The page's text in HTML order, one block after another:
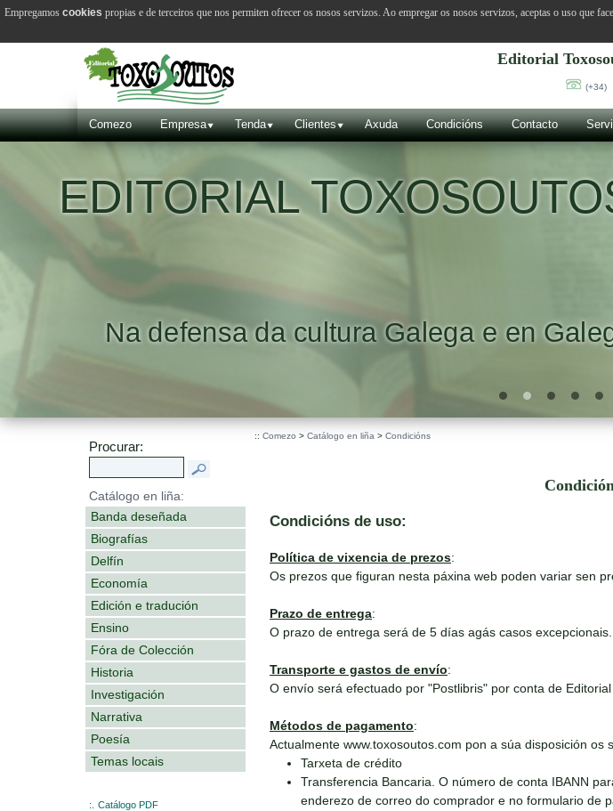
Editorial
(+34)
Comezo Empresa Tenda Clientes Axuda Condicións Contacto
EDITORIAL
Na defensa da cultura Galega e en
Procurar:
Catálogo en liña:
Banda deseñada
Biografías
Delfín
Economía
Edición e tradución
Ensino
Fóra de Colección
Historia
Investigación
Narrativa
Poesía
Temas locais
:.
Catálogo PDF
:: Comezo > Catálogo en liña > Condicións
Condicións de uso:
Política de vixencia de prezos:
Os prezos que figuran nesta páxina web poden variar sen
Prazo de entrega:
O prazo de entrega será de 5 días agás casos excepcionais.
Transporte e gastos de envío:
O envío será efectuado por "Postlibris" por conta de Editorial
Métodos de pagamento:
Actualmente www.toxosoutos.com pon a súa disposición
Tarxeta de crédito
Transferencia Bancaria. O número de conta IBANN
enderezo de correo do comprador e no formulario de
Empregamos cookies propias e de terceiros que nos permiten ofrecer os nosos servizos. Ao empregar os nosos servizos, aceptas o uso que